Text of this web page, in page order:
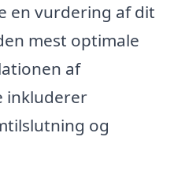
en vurdering af dit
mest optimale
af
inkluderer
og